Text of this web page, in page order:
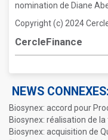
nomination de Diane
Copyright (c) 2024
CercleFinance
NEWS CONNEXES:
Biosynex: accord pour
Biosynex: réalisation de
Biosynex: acquisition de